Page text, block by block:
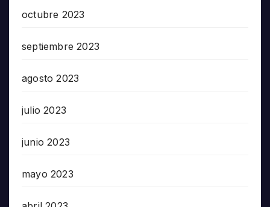
octubre 2023
septiembre 2023
agosto 2023
julio 2023
junio 2023
mayo 2023